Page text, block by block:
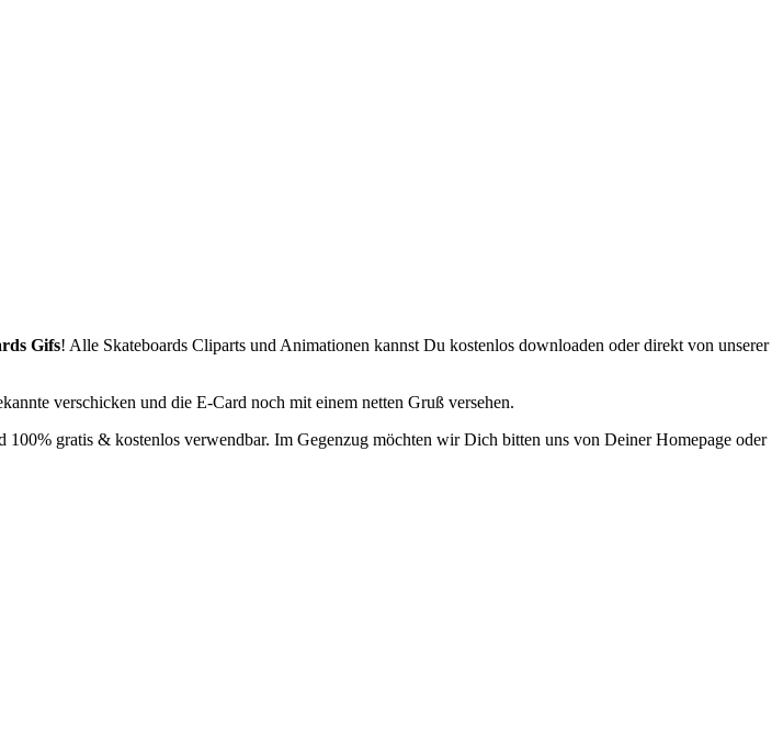
Gifs! Alle Skateboards Cliparts und Animationen kannst Du kostenlos downloaden oder direkt von unserer
verschicken und die E-Card noch mit einem netten Gruß versehen.
gratis & kostenlos verwendbar. Im Gegenzug möchten wir Dich bitten uns von Deiner Homepage oder